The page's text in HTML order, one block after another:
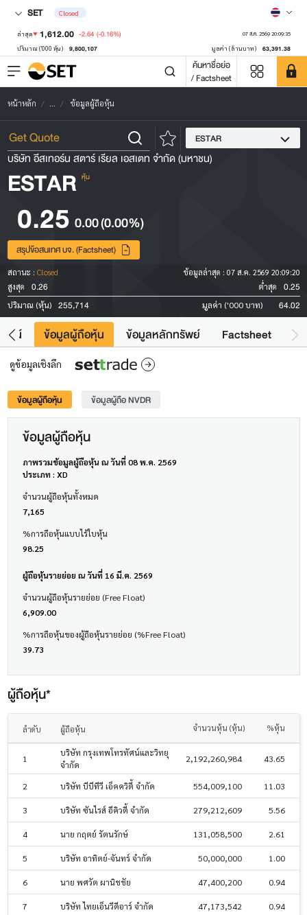
SET Closed
ล่าสุด 1,612.00 -2.64 (-0.16%) 07 ส.ค. 2569 20:09:35
ปริมาณ ('000 หุ้น) 9,800,107 มูลค่า (ล้านบาท) 63,391.38
ค้นหาชื่อย่อ
/ Factsheet
หน้าหลัก ... ข้อมูลผู้ถือหุ้น
ESTAR
บริษัท อีสเทอร์น สตาร์ เรียล เอสเตท จำกัด (มหาชน)
ESTAR หุ้น
0.25 0.00(0.00%)
สรุปข้อสนเทศ บจ. (Factsheet)
สถานะ : Closed ข้อมูลล่าสุด : 07 ส.ค. 2569 20:09:20
สูงสุด
0.26 ต่ำสุด 0.25
ปริมาณ (หุ้น) 255,714 มูลค่า ('000 บาท) 64.02
ยชน์ ข้อมูลผู้ถือหุ้น ข้อมูลหลักทรัพย์ Factsheet
ดูข้อมูลเชิงลึก
ข้อมูลผู้ถือหุ้น ข้อมูลผู้ถือ NVDR
ข้อมูลผู้ถือหุ้น
ภาพรวมข้อมูลผู้ถือหุ้น ณ วันที่ 08 พ.ค. 2569
ประเภท : XD
จำนวนผู้ถือหุ้นทั้งหมด
7,165
%การถือหุ้นแบบไร้ใบหุ้น
98.25
ผู้ถือหุ้นรายย่อย ณ วันที่ 16 มี.ค. 2569
จำนวนผู้ถือหุ้นรายย่อย (Free Float)
6,909.00
%การถือหุ้นของผู้ถือหุ้นรายย่อย (%Free Float)
39.73
ผู้ถือหุ้น*
ลำดับ ผู้ถือหุ้น จำนวนหุ้น (หุ้น) %หุ้น
1
บริษัท กรุงเทพโทรทัศน์และวิทยุ
จำกัด
2,192,260,984 43.65
2 บริษัท บีบีทีวี เอ็คควิตี้ จำกัด 554,009,100 11.03
3 บริษัท ซันไรส์ อีคิวตี้ จำกัด 279,212,609 5.56
4 นาย กฤตย์ รัตนรักษ์ 131,058,500 2.61
5 บริษัท อาทิตย์-จันทร์ จำกัด 50,000,000 1.00
6 นาย พศวัต ผานิชชัย 47,400,200 0.94
7 บริษัท ไทยเอ็นวีดีอาร์ จำกัด 47,173,542 0.94